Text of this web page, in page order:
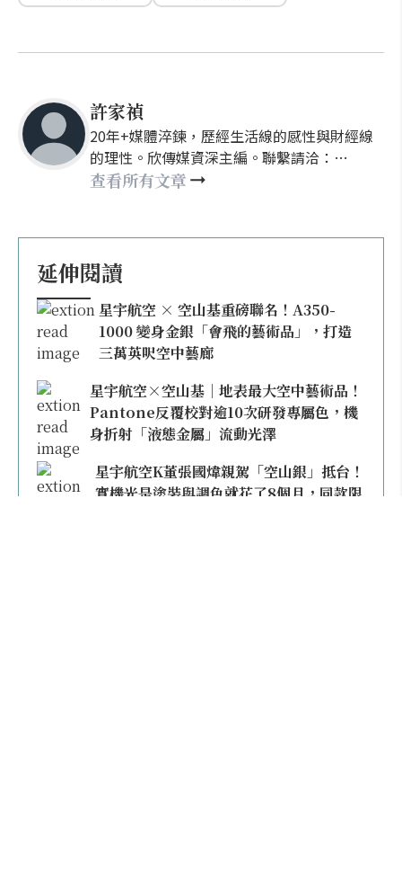
許家禎
20年+媒體淬鍊，歷經生活線的感性與財經線
的理性。欣傳媒資深主編。聯繫請洽：
nellyhsu@xinmedia.com
查看所有文章
延伸閱讀
星宇航空 × 空山基重磅聯名！A350-
1000 變身金銀「會飛的藝術品」，打造
三萬英呎空中藝廊
星宇航空×空山基｜地表最大空中藝術品！
Pantone反覆校對逾10次研發專屬色，機
身折射「液態金屬」流動光澤
星宇航空K董張國煒親駕「空山銀」抵台！
實機光是塗裝與調色就花了8個月，同款限